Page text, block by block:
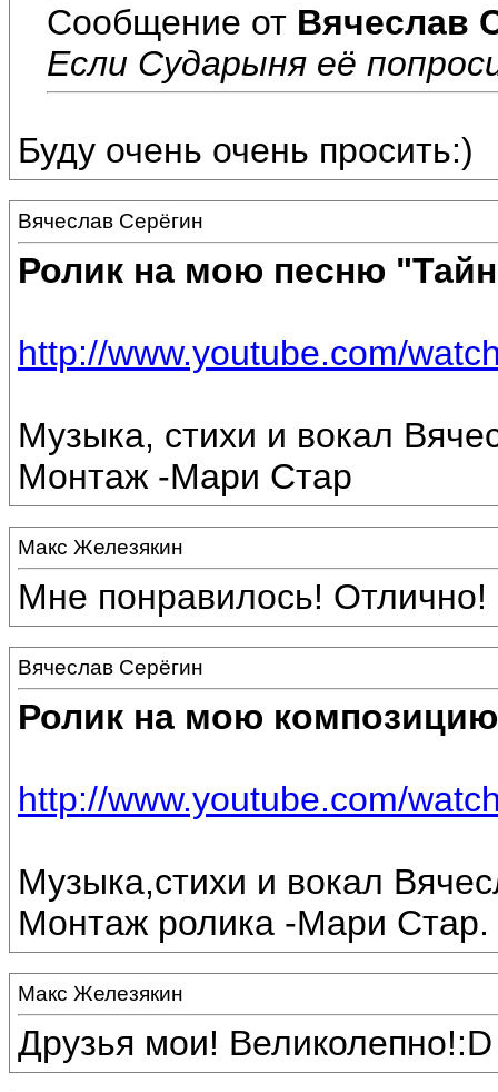
Сообщение от Вячеслав
Если Сударыня её
Буду очень очень просить:)
Вячеслав Серёгин
Ролик на мою песню
http://www.youtube.com/
Музыка, стихи и вокал
Монтаж -Мари Стар
Макс Железякин
Мне понравилось!
Вячеслав Серёгин
Ролик на мою
http://www.youtube.com/
Музыка,стихи и вокал
Монтаж ролика -Мари Стар.
Макс Железякин
Друзья мои!